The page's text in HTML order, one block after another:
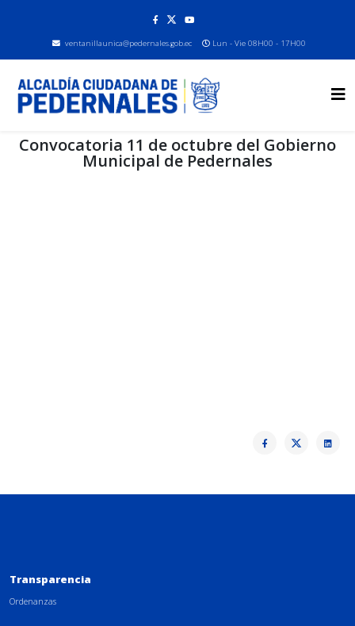
ventanillaunica@pedernales.gob.ec Lun - Vie 08H00 - 17H00
Convocatoria 11 de octubre del Gobierno
Municipal de Pedernales
Transparencia
Ordenanzas